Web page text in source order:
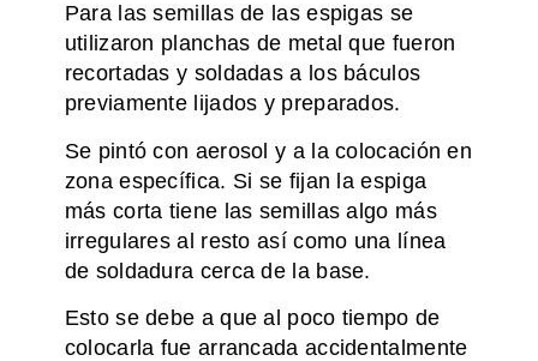
Para las semillas de las espigas se
utilizaron planchas de metal que fueron
recortadas y soldadas a los báculos
previamente lijados y preparados.
Se pintó con aerosol y a la colocación en
zona específica. Si se fijan la espiga
más corta tiene las semillas algo más
irregulares al resto así como una línea
de soldadura cerca de la base.
Esto se debe a que al poco tiempo de
colocarla fue arrancada accidentalmente